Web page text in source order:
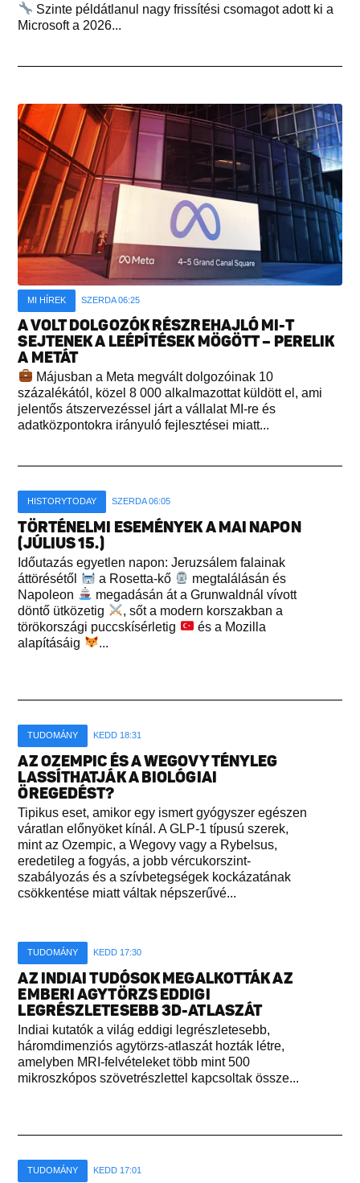
Szinte példátlanul nagy frissítési csomagot adott ki a
Microsoft a 2026...
MI HÍREK SZERDA 06:25
A VOLT DOLGOZÓK RÉSZREHAJLÓ MI-T
SEJTENEK A LEÉPÍTÉSEK MÖGÖTT – PERELIK
A METÁT
Májusban a Meta megvált dolgozóinak 10
százalékától, közel 8 000 alkalmazottat küldött el, ami
jelentős átszervezéssel járt a vállalat MI-re és
adatközpontokra irányuló fejlesztései miatt...
HISTORYTODAY SZERDA 06:05
TÖRTÉNELMI ESEMÉNYEK A MAI NAPON
(JÚLIUS 15.)
Időutazás egyetlen napon: Jeruzsálem falainak
áttörésétől
a Rosetta-kő
megtalálásán és
Napoleon
megadásán át a Grunwaldnál vívott
döntő ütközetig
, sőt a modern korszakban a
törökországi puccskísérletig
és a Mozilla
alapításáig
...
TUDOMÁNY KEDD 18:31
AZ OZEMPIC ÉS A WEGOVY TÉNYLEG
LASSÍTHATJÁK A BIOLÓGIAI
ÖREGEDÉST?
Tipikus eset, amikor egy ismert gyógyszer egészen
váratlan előnyöket kínál. A GLP-1 típusú szerek,
mint az Ozempic, a Wegovy vagy a Rybelsus,
eredetileg a fogyás, a jobb vércukorszint-
szabályozás és a szívbetegségek kockázatának
csökkentése miatt váltak népszerűvé...
TUDOMÁNY KEDD 17:30
AZ INDIAI TUDÓSOK MEGALKOTTÁK AZ
EMBERI AGYTÖRZS EDDIGI
LEGRÉSZLETESEBB 3D-ATLASZÁT
Indiai kutatók a világ eddigi legrészletesebb,
háromdimenziós agytörzs-atlaszát hozták létre,
amelyben MRI-felvételeket több mint 500
mikroszkópos szövetrészlettel kapcsoltak össze...
TUDOMÁNY KEDD 17:01